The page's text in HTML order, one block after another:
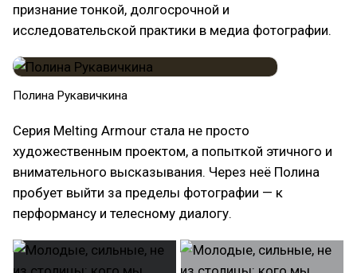
признание тонкой, долгосрочной и
исследовательской практики в медиа фотографии.
Полина Рукавичкина
Серия Melting Armour стала не просто
художественным проектом, а попыткой этичного и
внимательного высказывания. Через неё Полина
пробует выйти за пределы фотографии — к
перформансу и телесному диалогу.